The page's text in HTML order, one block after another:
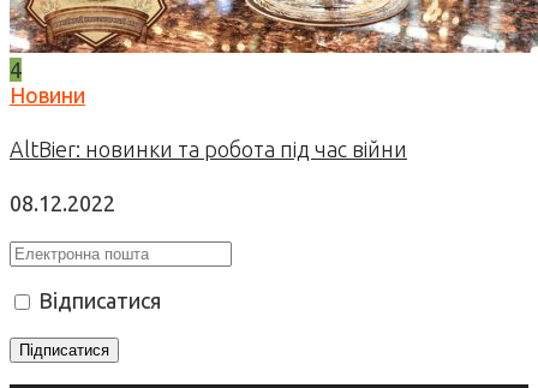
4
Новини
AltBier: новинки та робота під час війни
08.12.2022
Відписатися